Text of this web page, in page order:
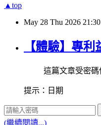
▲top
May 28 Thu 2026 21:30
【體驗】專
這篇文章受密碼
提示：日期
(繼續閱讀...)